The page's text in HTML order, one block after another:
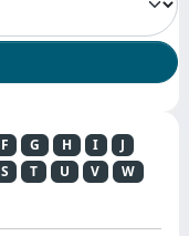
F G H I
J
S T U V
W